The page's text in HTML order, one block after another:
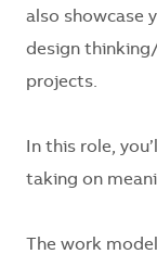
also showcase
design
projects.
In this role,
taking on
The work